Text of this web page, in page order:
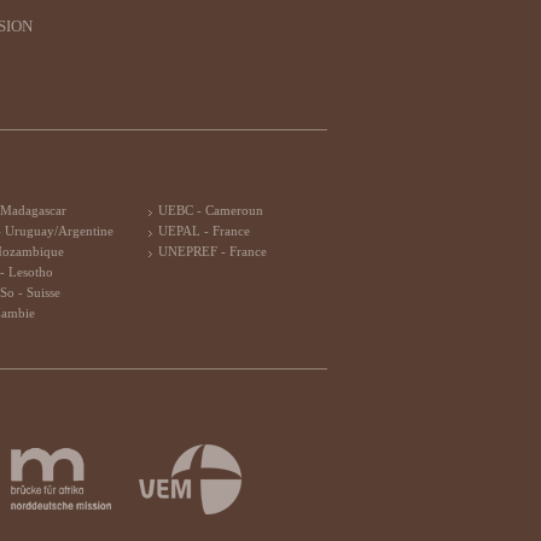
Uruguay/Argentine
Lesotho
- Suisse
UEBC - Cameroun
UEPAL - France
UNEPREF - France